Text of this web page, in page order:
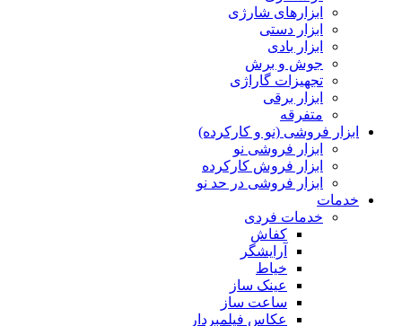
ابزارهای شارژی
ابزار دستی
ابزار بادی
جوش و برش
تجهیزات گاراژی
ابزار برقی
متفرقه
ابزار فروشی (نو و کارکرده)
ابزار فروشی نو
ابزار فروش کارکرده
ابزار فروشی در حد نو
خدمات
خدمات فردی
کفاش
آرایشگر
خیاط
عینک ساز
ساعت ساز
عکاس فیلمبردار